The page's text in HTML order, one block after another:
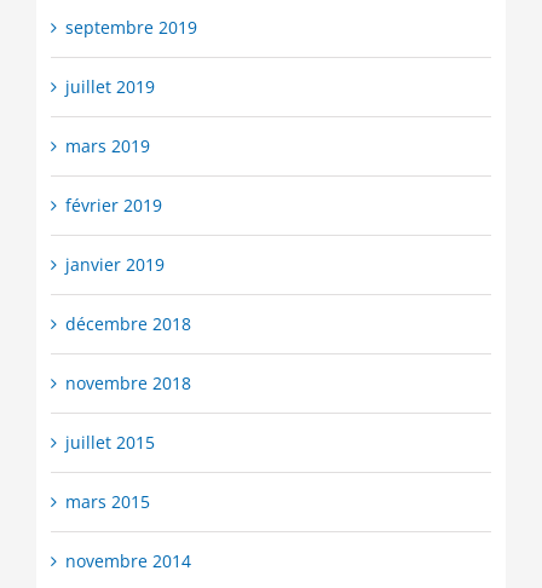
septembre 2019
juillet 2019
mars 2019
février 2019
janvier 2019
décembre 2018
novembre 2018
juillet 2015
mars 2015
novembre 2014